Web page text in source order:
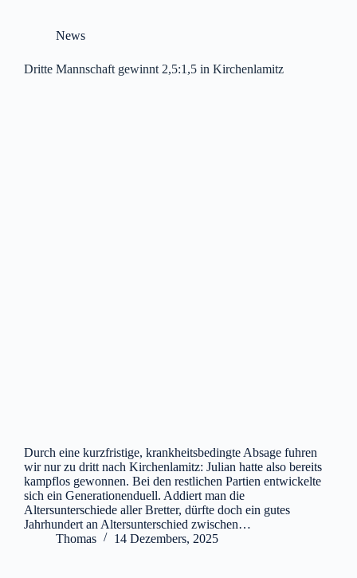
News
Dritte Mannschaft gewinnt 2,5:1,5 in Kirchenlamitz
Durch eine kurzfristige, krankheitsbedingte Absage fuhren
wir nur zu dritt nach Kirchenlamitz: Julian hatte also bereits
kampflos gewonnen. Bei den restlichen Partien entwickelte
sich ein Generationenduell. Addiert man die
Altersunterschiede aller Bretter, dürfte doch ein gutes
Jahrhundert an Altersunterschied zwischen…
Thomas
14 Dezembers, 2025